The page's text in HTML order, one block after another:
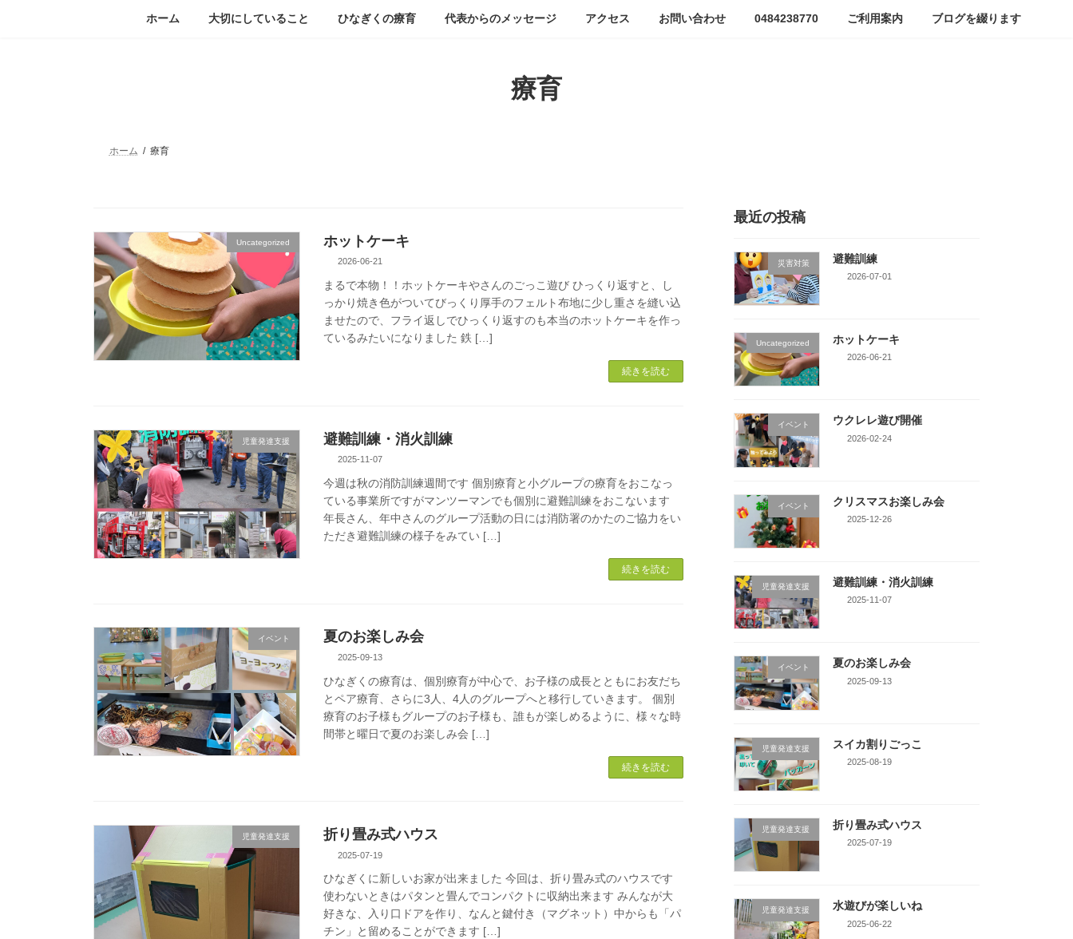
ホーム 大切にしていること ひなぎくの療育 代表からのメッセージ アクセス お問い合わせ 0484238770 ご利用案内 ブログを綴ります
療育
ホーム 療育
Uncategorized ホットケーキ
2026-06-21
まるで本物！！ホットケーキやさんのごっこ遊び ひっくり返すと、し
っかり焼き色がついてびっくり厚手のフェルト布地に少し重さを縫い込
ませたので、フライ返しでひっくり返すのも本当のホットケーキを作っ
ているみたいになりました 鉄 […]
続きを読む
児童発達支援 避難訓練・消火訓練
2025-11-07
今週は秋の消防訓練週間です 個別療育と小グループの療育をおこなっ
ている事業所ですがマンツーマンでも個別に避難訓練をおこないます
年長さん、年中さんのグループ活動の日には消防署のかたのご協力をい
ただき避難訓練の様子をみてい […]
続きを読む
イベント 夏のお楽しみ会
2025-09-13
ひなぎくの療育は、個別療育が中心で、お子様の成長とともにお友だち
とペア療育、さらに3人、4人のグループへと移行していきます。 個別
療育のお子様もグループのお子様も、誰もが楽しめるように、様々な時
間帯と曜日で夏のお楽しみ会 […]
続きを読む
児童発達支援 折り畳み式ハウス
2025-07-19
ひなぎくに新しいお家が出来ました 今回は、折り畳み式のハウスです
使わないときはパタンと畳んでコンパクトに収納出来ます みんなが大
好きな、入り口ドアを作り、なんと鍵付き（マグネット）中からも「パ
チン」と留めることができます […]
最近の投稿
災害対策 避難訓練
2026-07-01
Uncategorized ホットケーキ
2026-06-21
イベント ウクレレ遊び開催
2026-02-24
イベント クリスマスお楽しみ会
2025-12-26
児童発達支援 避難訓練・消火訓練
2025-11-07
イベント 夏のお楽しみ会
2025-09-13
児童発達支援 スイカ割りごっこ
2025-08-19
児童発達支援 折り畳み式ハウス
2025-07-19
児童発達支援 水遊びが楽しいね
2025-06-22